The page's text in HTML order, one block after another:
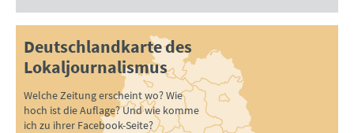
Deutschlandkarte des
Lokaljournalismus
Welche Zeitung erscheint wo? Wie
hoch ist die Auflage? Und wie komme
ich zu ihrer Facebook-Seite?